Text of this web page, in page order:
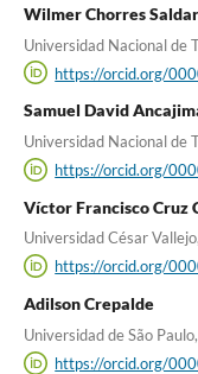
Wilmer Chorres
Universidad Nacional de
https://orcid.org/
Samuel David
Universidad Nacional de
https://orcid.org/
Víctor Francisco Cruz
Universidad César
https://orcid.org/
Adilson Crepalde
Universidad de São
https://orcid.org/